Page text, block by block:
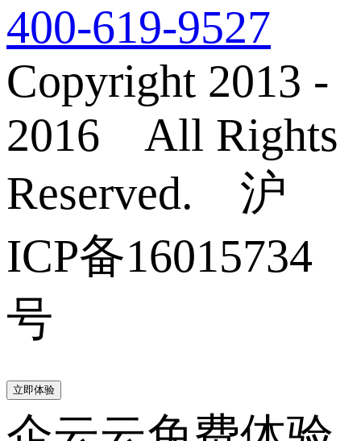
400-619-9527
Copyright 2013 -
2016 All Rights
Reserved. 沪
ICP备16015734
号
立即体验